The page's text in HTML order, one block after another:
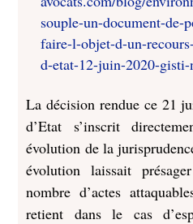
souple-un-document-de-
faire-l-objet-d-un-
d-etat-12-juin-2020-gisti-
La décision rendue ce 21
d’Etat s’inscrit
évolution de la
évolution laissait
nombre d’actes
retient dans le cas